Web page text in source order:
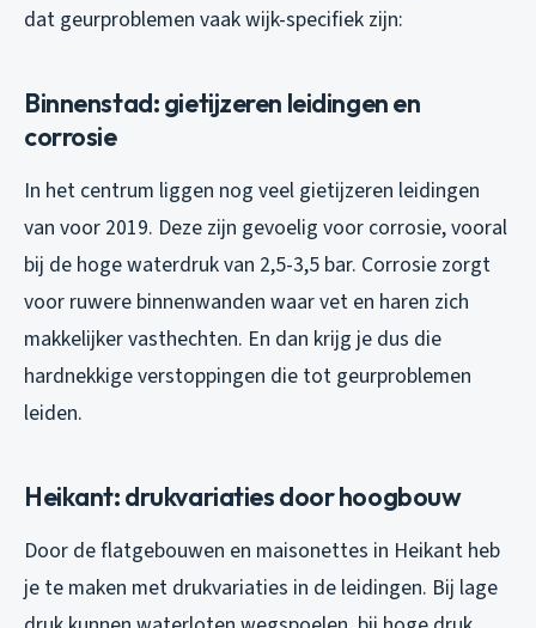
dat geurproblemen vaak wijk-specifiek zijn:
Binnenstad: gietijzeren leidingen en
corrosie
In het centrum liggen nog veel gietijzeren leidingen
van voor 2019. Deze zijn gevoelig voor corrosie, vooral
bij de hoge waterdruk van 2,5-3,5 bar. Corrosie zorgt
voor ruwere binnenwanden waar vet en haren zich
makkelijker vasthechten. En dan krijg je dus die
hardnekkige verstoppingen die tot geurproblemen
leiden.
Heikant: drukvariaties door hoogbouw
Door de flatgebouwen en maisonettes in Heikant heb
je te maken met drukvariaties in de leidingen. Bij lage